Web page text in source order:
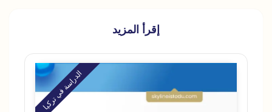
إقرأ المزيد
الدراسة في تركيا